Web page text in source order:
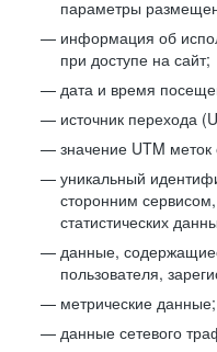
параметры
информация об
при доступе на сайт;
дата и время
источник перехода
значение UTM
уникальный
сторонним
статистических
данные,
пользователя,
метрические данные;
данные сетевого